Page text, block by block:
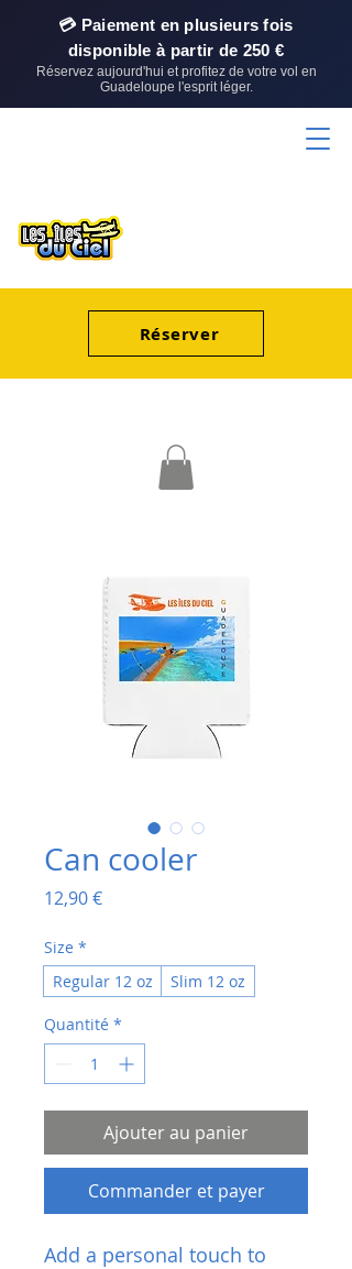
💳 Paiement en plusieurs fois
disponible à partir de 250 €
Réservez aujourd'hui et profitez de votre vol en
Guadeloupe l'esprit léger.
Réserver
Can cooler
12,90 €Prix
Size *
Regular 12 oz
Slim 12 oz
Quantité *
Ajouter au panier
Commander et payer
Add a personal touch to